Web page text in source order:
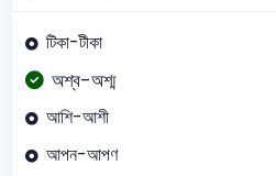
টিকা-টীকা
অশ্ব-অশ্ম
আশি-আশী
আপন-আপণ